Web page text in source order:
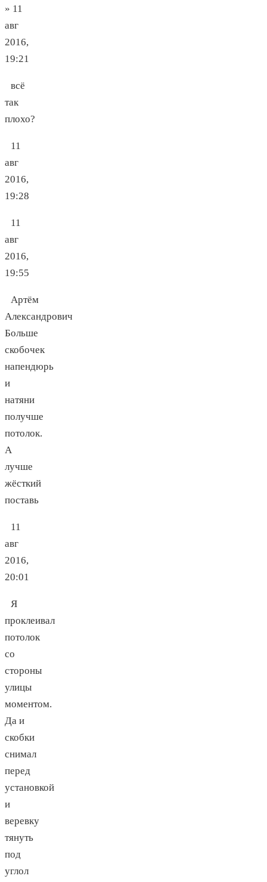
» 11
авг
2016,
19:21
всё
так
плохо?
11
авг
2016,
19:28
11
авг
2016,
19:55
Артём
Александрович
Больше
скобочек
напендюрь
и
натяни
получше
потолок.
А
лучше
жёсткий
поставь
11
авг
2016,
20:01
Я
проклеивал
потолок
со
стороны
улицы
моментом.
Да и
скобки
снимал
перед
установкой
и
веревку
тянуть
под
углол